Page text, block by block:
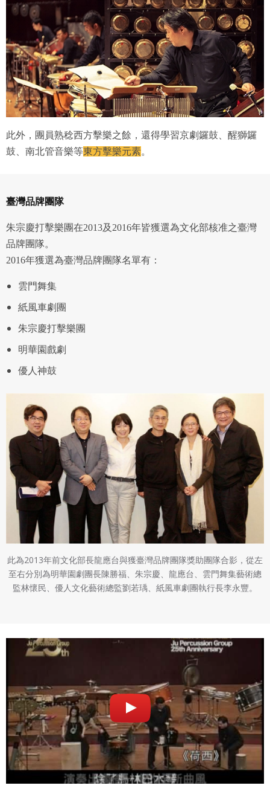
此外，團員熟稔西方擊樂之餘，還得學習京劇鑼鼓、醒獅鑼
鼓、南北管音樂等東方擊樂元素。
臺灣品牌團隊
朱宗慶打擊樂團在2013及2016年皆獲選為文化部核准之臺灣
品牌團隊。
2016年獲選為臺灣品牌團隊名單有：
雲門舞集
紙風車劇團
朱宗慶打擊樂團
明華園戲劇
優人神鼓
此為2013年前文化部長龍應台與獲臺灣品牌團隊獎助團隊合影，從左
至右分別為明華園劇團長陳勝福、朱宗慶、龍應台、雲門舞集藝術總
監林懷民、優人文化藝術總監劉若瑀、紙風車劇團執行長李永豐。